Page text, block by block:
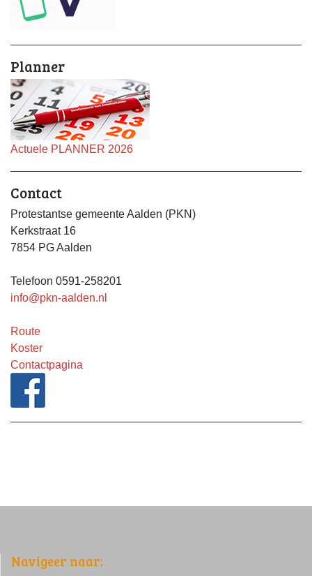
Planner
Actuele PLANNER 2026
Contact
Protestantse gemeente Aalden (PKN)
Kerkstraat 16
7854 PG Aalden
Telefoon 0591-258201
info@pkn-aalden.nl
Route
Koster
Contactpagina
Navigeer naar: